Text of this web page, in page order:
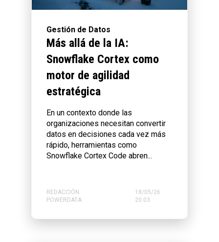
Gestión de Datos
Más allá de la IA:
Snowflake Cortex como
motor de agilidad
estratégica
En un contexto donde las
organizaciones necesitan convertir
datos en decisiones cada vez más
rápido, herramientas como
Snowflake Cortex Code abren...
REDACCIÓN
POWERDATA
18/05/26
20:03